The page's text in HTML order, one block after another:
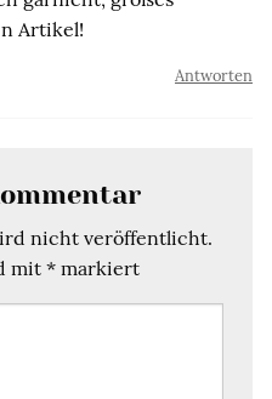
Artikel!
Antworten
nicht veröffentlicht.
mit* markiert